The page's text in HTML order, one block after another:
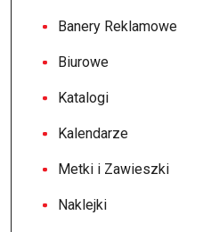
Banery Reklamowe
Biurowe
Katalogi
Kalendarze
Metki i Zawieszki
Naklejki